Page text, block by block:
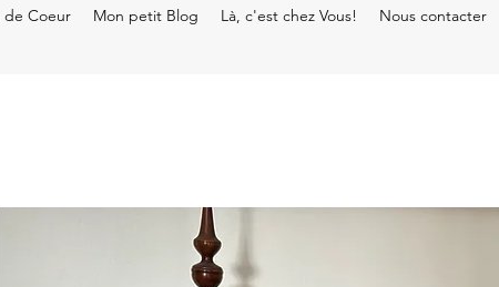
de Coeur Mon petit Blog Là, c'est chez Vous! Nous contacter